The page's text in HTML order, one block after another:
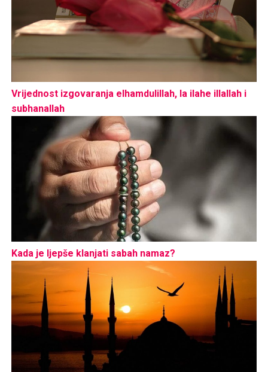
Vrijednost izgovaranja elhamdulillah, la ilahe illallah i
subhanallah
Kada je ljepše klanjati sabah namaz?